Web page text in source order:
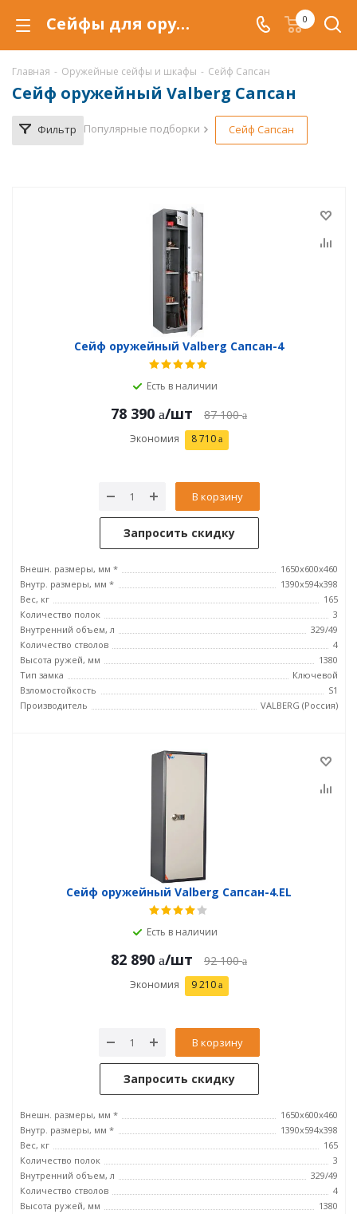
Сейфы для оружия Valberg Сапсан купить по низкой цене в Уфе, продажа оружейных сейфов Валберг Сапсан со скидкой 0
Главная - Оружейные сейфы и шкафы - Сейф Сапсан
Сейф оружейный Valberg Сапсан
Фильтр Популярные подборки Сейф Сапсан
Сейф оружейный Valberg Сапсан-4
Есть в наличии
78 390 /шт 87 100
Экономия 8 710
В корзину
Запросить скидку
Внешн. размеры, мм *
1650x600x460
Внутр. размеры, мм *
1390x594x398
Вес, кг
165
Количество полок
3
Внутренний объем, л
329/49
Количество стволов
4
Высота ружей, мм
1380
Тип замка
Ключевой
Взломостойкость
S1
Производитель
VALBERG (Россия)
Сейф оружейный Valberg Сапсан-4.EL
Есть в наличии
82 890 /шт 92 100
Экономия 9 210
В корзину
Запросить скидку
Внешн. размеры, мм *
1650x600x460
Внутр. размеры, мм *
1390x594x398
Вес, кг
165
Количество полок
3
Внутренний объем, л
329/49
Количество стволов
4
Высота ружей, мм
1380